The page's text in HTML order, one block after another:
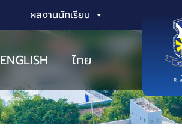
ผลงานนักเรียน
ENGLISH ไทย